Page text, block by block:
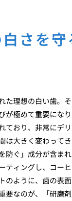
さを
た理想の白い歯。
が極めて重要にな
ており、非常にデ
は大きく変わって
防ぐ」成分が含ま
ティングし、コー
のように、歯の表
要なのが、「研磨